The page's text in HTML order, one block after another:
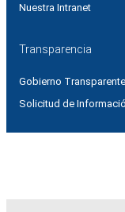
Nuestra Intranet
Transparencia
Gobierno Transparente
Solicitud de